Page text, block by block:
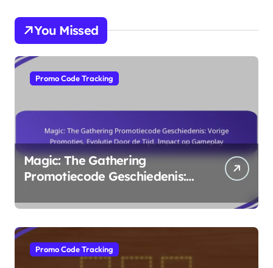
You Missed
Promo Code Tracking
Magic: The Gathering
Promotiecode Geschiedenis:
Door de Tijd, Impact op
Gameplay
Promo Code Tracking